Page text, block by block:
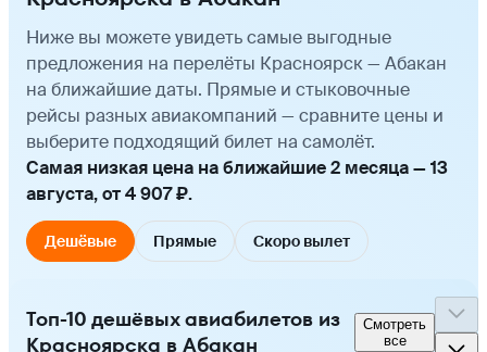
Ниже вы можете увидеть самые выгодные
предложения на перелёты Красноярск — Абакан
на ближайшие даты. Прямые и стыковочные
рейсы разных авиакомпаний — сравните цены и
выберите подходящий билет на самолёт.
Самая низкая цена на ближайшие 2 месяца — 13
августа, от 4 907 ₽.
Дешёвые Прямые Скоро вылет
Топ-10 дешёвых авиабилетов из
Красноярска в Абакан
Смотреть
все